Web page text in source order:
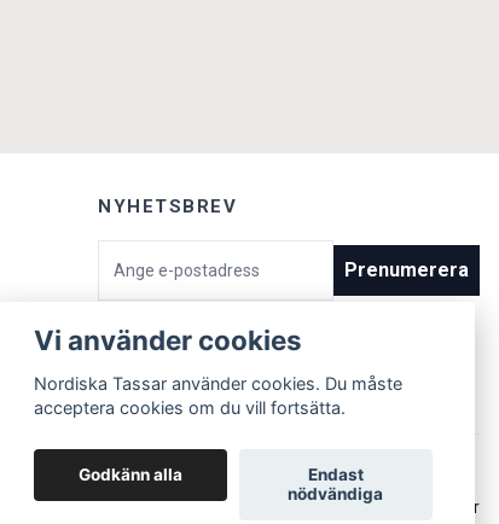
NYHETSBREV
Prenumerera
© 2026 Nordiska Tassar
Vi använder cookies
Nordiska Tassar använder cookies. Du måste
acceptera cookies om du vill fortsätta.
Godkänn alla
Endast
nödvändiga